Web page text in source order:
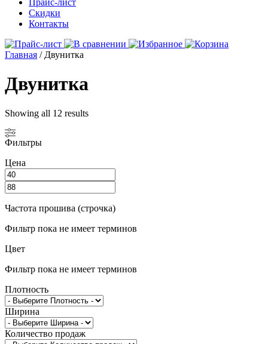
Прайс-лист
Скидки
Контакты
Главная / Двунитка
Двунитка
Showing all 12 results
Фильтры
Цена
Частота прошива (строчка)
Фильтр пока не имеет терминов
Цвет
Фильтр пока не имеет терминов
Плотность
Ширина
Количество продаж